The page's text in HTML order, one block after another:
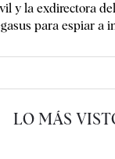
y la exdirectora
para espiar a
LO MÁS